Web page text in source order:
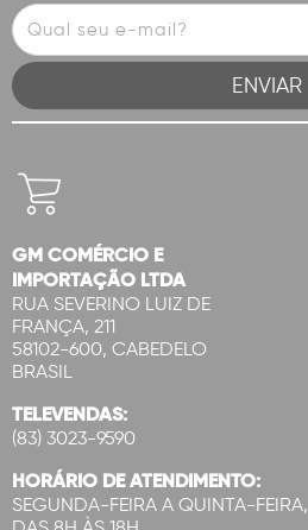
GM COMÉRCIO E
IMPORTAÇÃO LTDA
RUA SEVERINO LUIZ DE
FRANÇA, 211
58102-600, CABEDELO
BRASIL
TELEVENDAS:
(83) 3023-9590
HORÁRIO DE ATENDIMENTO:
SEGUNDA-FEIRA A QUINTA-FEIRA,